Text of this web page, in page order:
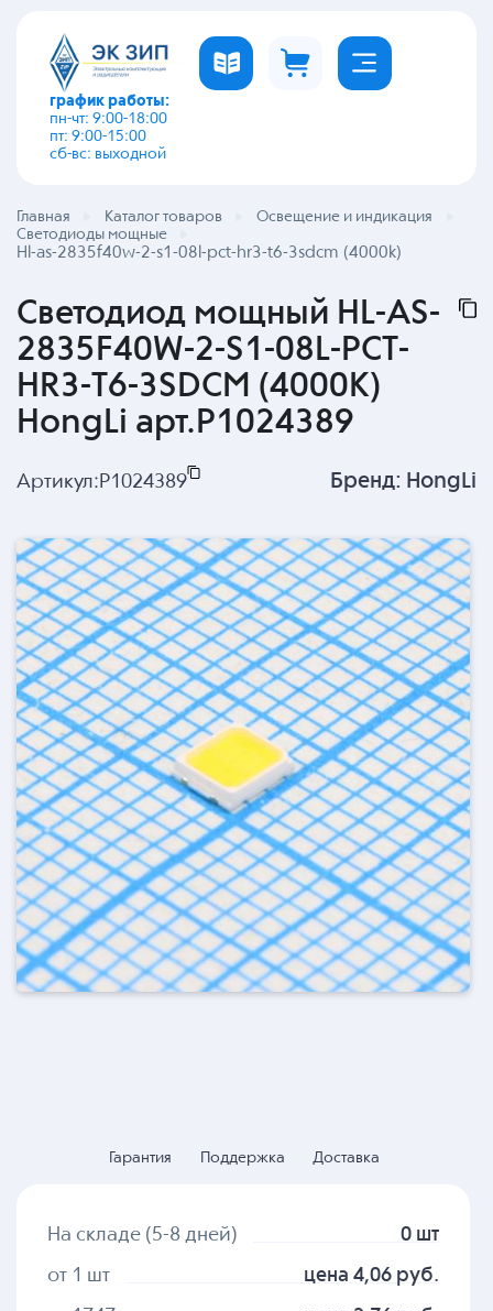
график работы:
пн-чт: 9:00-18:00
пт: 9:00-15:00
сб-вс: выходной
Главная Каталог товаров
Освещение и индикация
Светодиоды мощные
Hl-as-2835f40w-2-s1-08l-pct-hr3-t6-3sdcm (4000k)
Светодиод мощный HL-AS-
2835F40W-2-S1-08L-PCT-
HR3-T6-3SDCM (4000K)
HongLi арт.P1024389
Артикул: P1024389 Бренд: HongLi
Гарантия Поддержка Доставка
На складе (5-8 дней) 0 шт
от 1 шт цена 4,06 руб.